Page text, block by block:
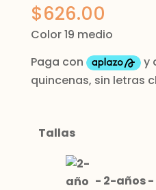
$626.00
Color 19 medio
Tallas
- 2-años-